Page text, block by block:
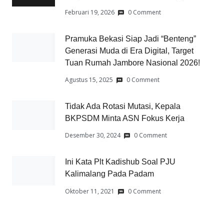
Februari 19, 2026 0 Comment
Pramuka Bekasi Siap Jadi “Benteng”
Generasi Muda di Era Digital, Target
Tuan Rumah Jambore Nasional 2026!
Agustus 15, 2025 0 Comment
Tidak Ada Rotasi Mutasi, Kepala
BKPSDM Minta ASN Fokus Kerja
Desember 30, 2024 0 Comment
Ini Kata Plt Kadishub Soal PJU
Kalimalang Pada Padam
Oktober 11, 2021 0 Comment